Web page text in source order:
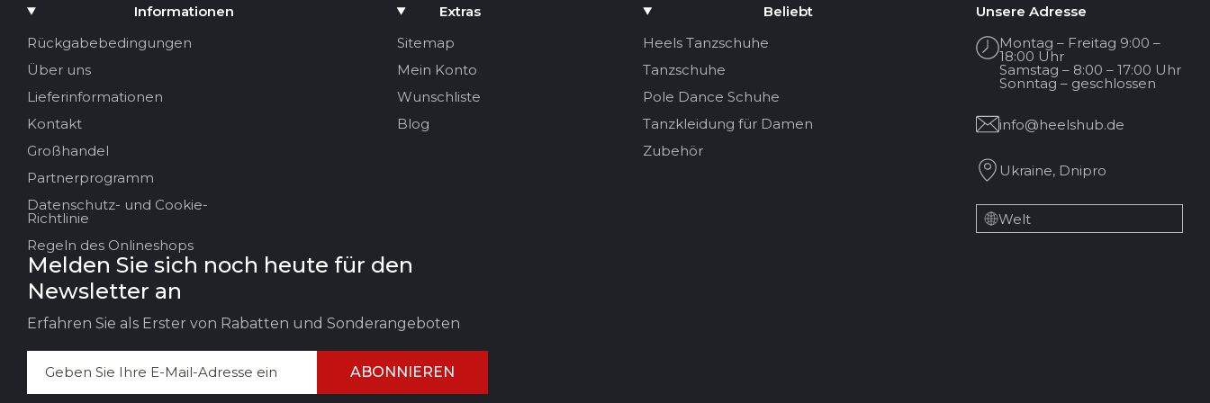
Ihr Name
Ihre E-Mail
Titel der Bewertung
Ihr Feedback:
Informationen
Rückgabebedingungen
Über uns
Lieferinformationen
Kontakt
Großhandel
Partnerprogramm
Datenschutz- und Cookie-
Richtlinie
Regeln des Onlineshops
Extras
Sitemap
Mein Konto
Wunschliste
Blog
Beliebt
Heels Tanzschuhe
Tanzschuhe
Pole Dance Schuhe
Tanzkleidung für Damen
Zubehör
Unsere Adresse
Montag – Freitag 9:00 –
18:00 Uhr
Samstag – 8:00 – 17:00 Uhr
Sonntag – geschlossen
info@heelshub.de
Ukraine, Dnipro
Welt
Melden Sie sich noch heute für den
Newsletter an
Erfahren Sie als Erster von Rabatten und Sonderangeboten
ABONNIEREN